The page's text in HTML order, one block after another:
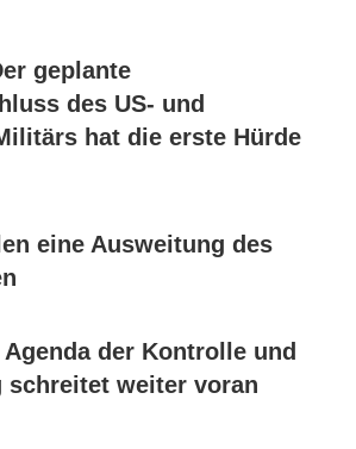
geplante
des US- und
hat die erste Hürde
eine Ausweitung des
Agenda der Kontrolle und
schreitet weiter voran